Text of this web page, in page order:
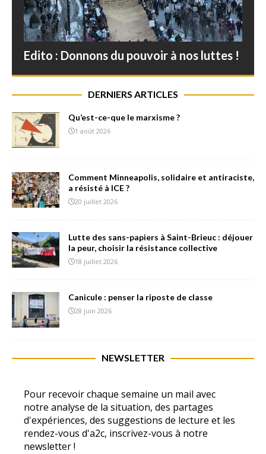
Edito : Donnons du pouvoir à nos luttes !
DERNIERS ARTICLES
Qu’est-ce-que le marxisme ?
1 août 2026
Comment Minneapolis, solidaire et antiraciste,
a résisté à ICE ?
20 juillet 2026
Lutte des sans-papiers à Saint-Brieuc : déjouer
la peur, choisir la résistance collective
18 juillet 2026
Canicule : penser la riposte de classe
28 juin 2026
NEWSLETTER
Pour recevoir chaque semaine un mail avec
notre analyse de la situation, des partages
d'expériences, des suggestions de lecture et les
rendez-vous d'a2c, inscrivez-vous à notre
newsletter !